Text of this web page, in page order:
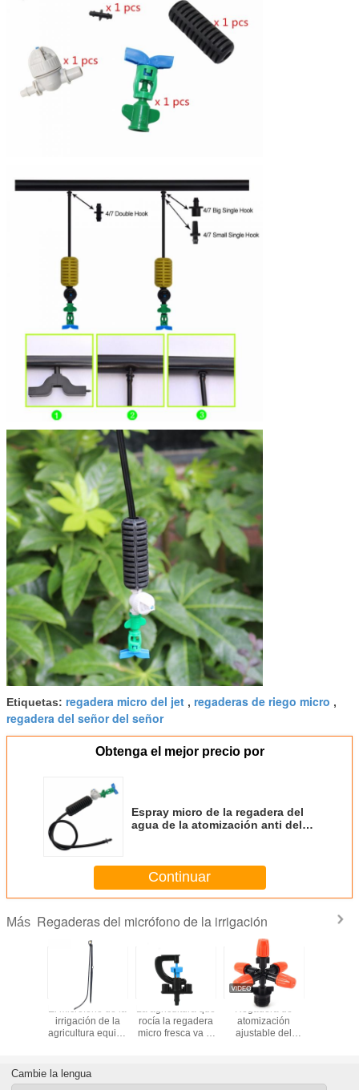
Etiquetas: regadera micro del jet , regaderas de riego micro ,
regadera del señor del señor
Obtenga el mejor precio por
Espray micro de la regadera del
agua de la atomización anti del
Continuar
Más Regaderas del micrófono de la irrigación
la
de 4/7
El micrófono de la
irrigación de la
agricultura equipa
La agricultura que
rocía la regadera
micro fresca va al
Regadera de
atomización
ajustable del
del 1/2”
Cambie la lengua